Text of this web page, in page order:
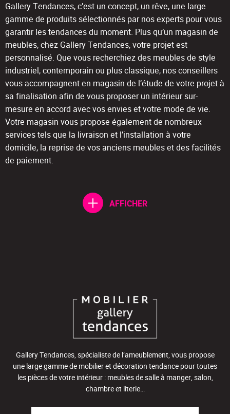
Gallery Tendances, c’est un concept, un rêve, une large
gamme de produits sélectionnés par nos experts pour vous
garantir les tendances du moment. Plus qu’un magasin de
meubles, chez Gallery Tendances, votre projet est
personnalisé. Que vous recherchiez des meubles de style
industriel, contemporain ou plus classique, nos conseillers
vous accompagnent en magasin de l’étude de votre projet à
sa finalisation afin de vous proposer un intérieur sur-
mesure en accord avec vos envies et votre mode de vie.
Votre magasin vous propose également de nombreux
services tels que la livraison et l’installation à votre
domicile, la reprise de vos anciens meubles et des facilités
de paiement.
AFFICHER
Gallery Tendances, spécialiste de l’ameublement, vous propose
une large gamme de mobilier et décoration tendance pour toutes
les pièces de votre intérieur : meubles de salle à manger, salon,
chambre et literie…